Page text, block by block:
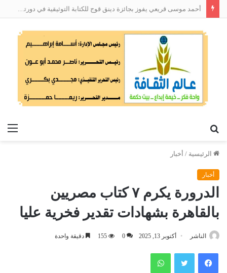
أحمد موسى قريعي يفوز بجائزة دينق قوج للكتابة التوثيقية في دورتها الأولى
الرئيسية / أخبار
أخبار
الدرورة يكرم ٧ كتاب مصريين
بالقاهرة بشهادات تقدير فخرية عليا
الناشر أكتوبر 13, 2025 0
155 دقيقة واحدة
فيسبوك تويتر واتساب